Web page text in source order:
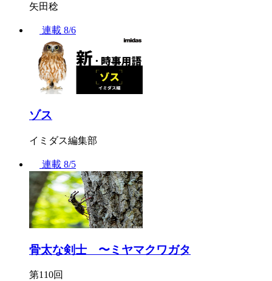
矢田稔
連載 8/6
ゾス
イミダス編集部
連載 8/5
骨太な剣士 〜ミヤマクワガタ
第110回